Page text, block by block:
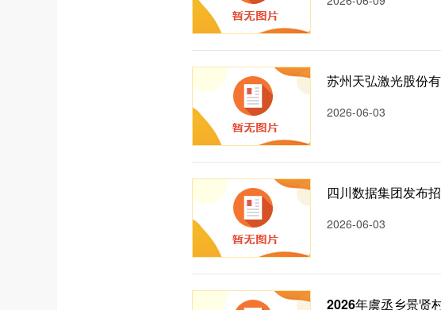
苏州天弘激光股份
2026-06-03
四川数据集团发布
2026-06-03
2026年虞丞乡景贤